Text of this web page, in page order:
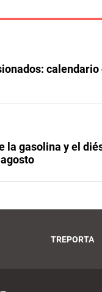
calendario
la gasolina y el
TREPORTA